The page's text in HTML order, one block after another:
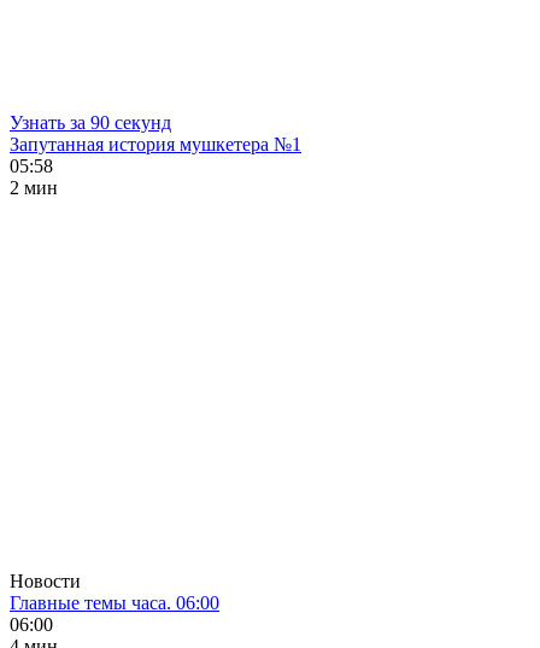
Узнать за 90 секунд
Запутанная история мушкетера №1
05:58
2 мин
Новости
Главные темы часа. 06:00
06:00